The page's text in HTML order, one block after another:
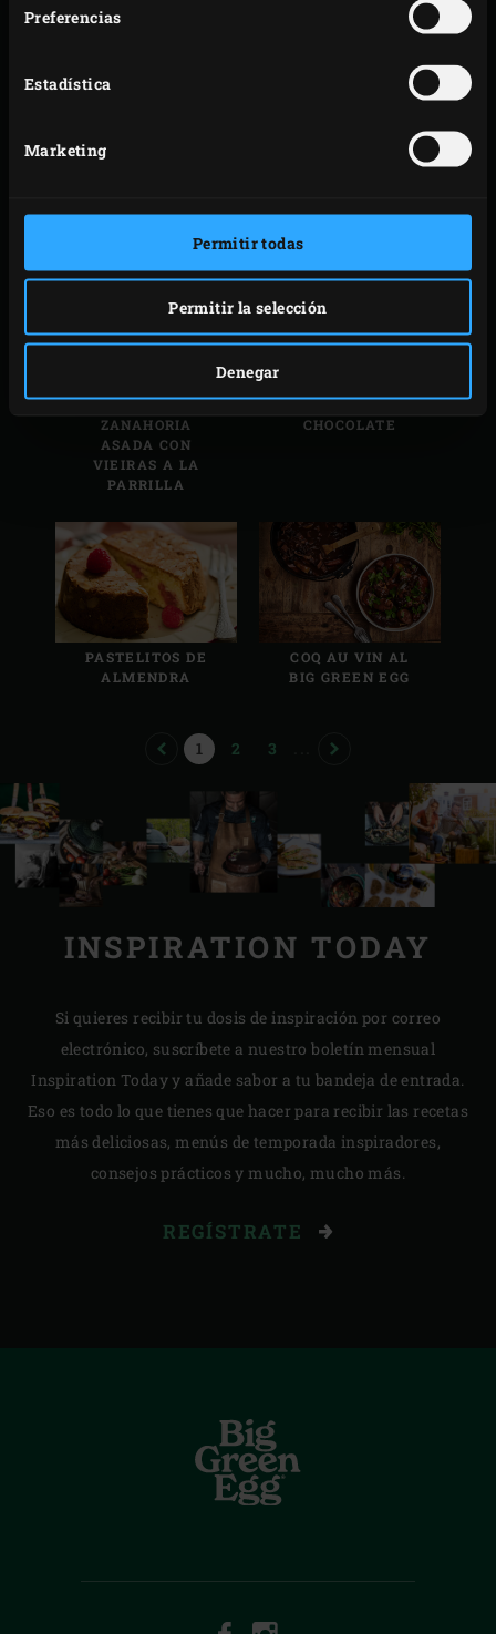
Preferencias
Estadística
Marketing
Permitir todas
Permitir la selección
Denegar
FILETE DE
CALIENTE CON
SOPA DE CEBOLLA
ENSALADA DE
ZANAHORIA
ASADA CON
VIEIRAS A LA
PARRILLA
MOELLEUX DE
CHOCOLATE
PASTELITOS DE
ALMENDRA
COQ AU VIN AL
BIG GREEN EGG
PREVIOUS
PAGE
1 PAGE
2 PAGE
3 NEXT
INSPIRATION TODAY
Si quieres recibir tu dosis de inspiración por correo
electrónico, suscríbete a nuestro boletín mensual
Inspiration Today y añade sabor a tu bandeja de entrada.
Eso es todo lo que tienes que hacer para recibir las recetas
más deliciosas, menús de temporada inspiradores,
consejos prácticos y mucho, mucho más.
REGÍSTRATE